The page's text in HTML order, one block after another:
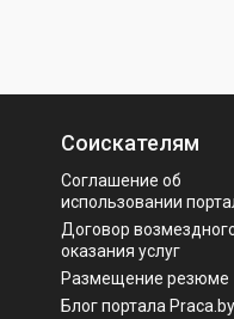
Соискателям
Соглашение об
использовании
Договор
оказания услуг
Размещение резюме
Блог портала Praca.by